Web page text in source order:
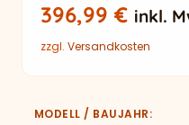
396,99€ inkl.
zzgl. Versandkosten
MODELL / BAUJAHR